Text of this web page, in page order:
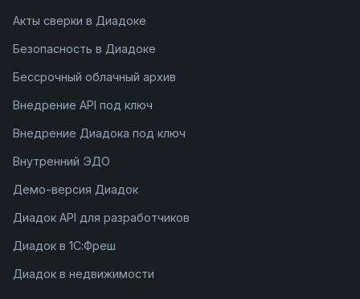
Акты сверки в Диадоке
Безопасность в Диадоке
Бессрочный облачный архив
Внедрение API под ключ
Внедрение Диадока под ключ
Внутренний ЭДО
Демо-версия Диадок
Диадок API для разработчиков
Диадок в 1С:Фреш
Диадок в недвижимости